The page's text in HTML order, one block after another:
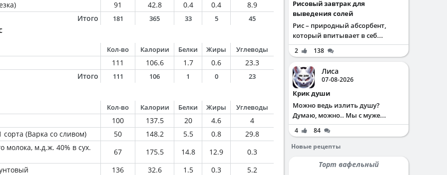
91 42.8 0.4 0.4
8.9
Итого
181 365 33 5 45
Кол-во Калории Белки Жиры Углеводы
111 106.6 1.7 0.6
23.3
Итого
111 106 1 0 23
Кол-во Калории Белки Жиры Углеводы
100 137.5 20 4.6
4
(Варка со сливом)
50 148.2 5.5 0.8
29.8
молока, м.д.ж. 40% в сух.
67 175.5 14.8 12.9
0.3
136 32.6 1.5 0.3
5.2
Рисовый завтрак для
выведения солей
Рис – природный абсорбент,
который впитывает в себ...
2 138
Лиса
07-08-2026
Крик души
Можно ведь излить душу?
Думаю, можно.. Мы с муже...
4
84
Новые рецепты
Торт вафельный